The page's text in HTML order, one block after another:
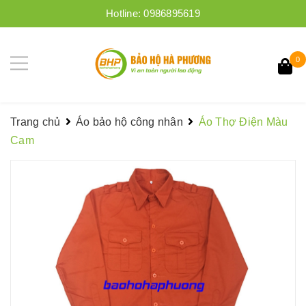
Hotline:0986895619
0
Trang chủ Áo bảo hộ công nhân
Áo Thợ Điện Màu
Cam